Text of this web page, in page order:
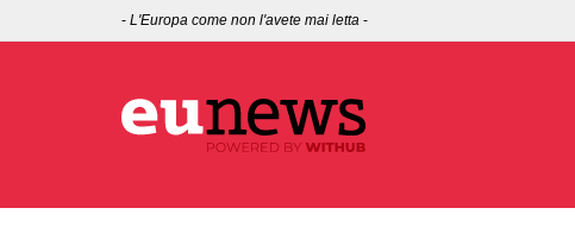
- L'Europa come non l'avete mai letta -